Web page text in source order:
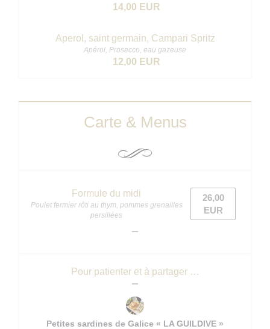
14,00 EUR
Aperol, saint germain, Campari Spritz
Apérol, Prosecco, eau gazeuse
12,00 EUR
Carte & Menus
Formule du midi
Poulet fermier rôti au thym, pommes grenailles
persillées
26,00
EUR
Pour patienter et à partager …
Petites sardines de Galice « LA GUILDIVE »